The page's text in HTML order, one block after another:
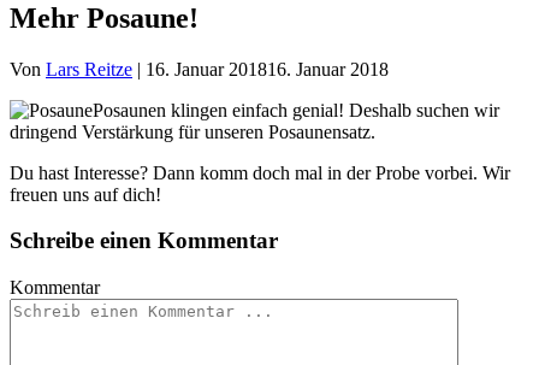
Mehr Posaune!
Von Lars Reitze | 16. Januar 201816. Januar 2018
Posaunen klingen einfach genial! Deshalb suchen wir
dringend Verstärkung für unseren Posaunensatz.
Du hast Interesse? Dann komm doch mal in der Probe vorbei. Wir
freuen uns auf dich!
Schreibe einen Kommentar
Kommentar